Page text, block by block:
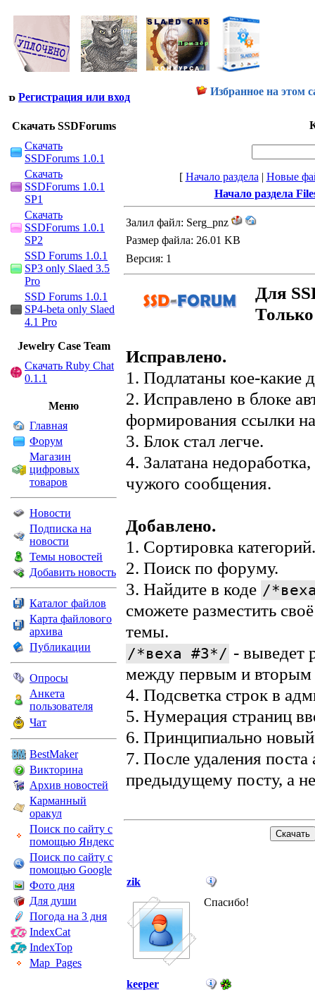
Регистрация или вход Избранное на этом
Скачать SSDForums
Скачать
SSDForums 1.0.1
Скачать
SSDForums 1.0.1
SP1
Скачать
SSDForums 1.0.1
SP2
SSD Forums 1.0.1
SP3 only Slaed 3.5
Pro
SSD Forums 1.0.1
SP4-beta only Slaed
4.1 Pro
Jewelry Сase Team
Скачать Ruby Chat
0.1.1
Меню
Главная
Форум
Магазин
цифровых
товаров
Новости
Подписка на
новости
Темы новостей
Добавить новость
Каталог файлов
Карта файлового
архива
Публикации
Опросы
Анкета
пользователя
Чат
BestMaker
Викторина
Архив новостей
Карманный
оракул
Поиск по сайту с
помощью Яндекс
Поиск по сайту с
помощью Google
Фото дня
Для души
Погода на 3 дня
IndexCat
IndexTop
Map_Pages
[ Начало раздела | Новые
Начало раздела
Залил файл: Serg_pnz
Размер файла: 26.01 KB
Версия: 1
Для
Исправлено.
1. Подлатаны кое-какие
2. Исправлено в блоке
формирования ссылки
3. Блок стал легче.
4. Залатана
чужого сообщения.
Добавлено.
1. Сортировка категорий.
2. Поиск по форуму.
3. Найдите в коде /
сможете разместить
темы.
/*веха #3*/ - выведет
между первым и вторым
4. Подсветка строк в
5. Нумерация страниц
6. Принципиально
7. После удаления
предыдущему посту, а
zik
Спасибо!
keeper